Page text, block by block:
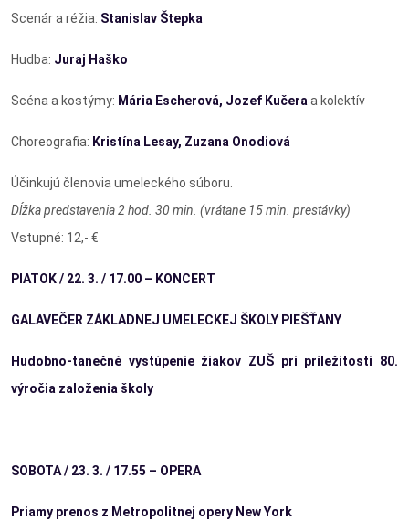
Scenár a réžia: Stanislav Štepka
Hudba: Juraj Haško
Scéna a kostýmy: Mária Escherová, Jozef Kučera a kolektív
Choreografia: Kristína Lesay, Zuzana Onodiová
Účinkujú členovia umeleckého súboru.
Dĺžka predstavenia 2 hod. 30 min. (vrátane 15 min. prestávky)
Vstupné: 12,- €
PIATOK / 22. 3. / 17.00 – KONCERT
GALAVEČER ZÁKLADNEJ UMELECKEJ ŠKOLY PIEŠŤANY
Hudobno-tanečné vystúpenie žiakov ZUŠ pri príležitosti 80.
výročia založenia školy
SOBOTA / 23. 3. / 17.55 – OPERA
Priamy prenos z Metropolitnej opery New York